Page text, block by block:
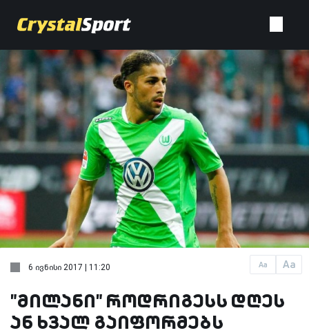
Aa Aa
6 ივნისი 2017 | 11:20
"მილანი" როდრიგესს დღეს
ან ხვალ გაიფორმებს